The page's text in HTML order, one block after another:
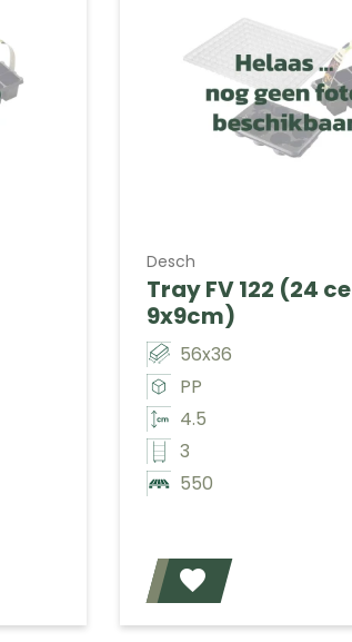
Desch
Tray FV 122 (24
9x9cm)
56x36
PP
4.5
3
550